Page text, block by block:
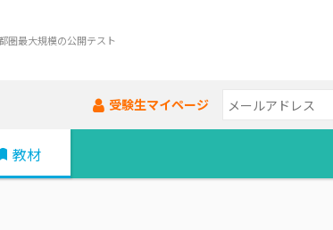
圏最大規模の公開テスト
受験生マイページ
教材